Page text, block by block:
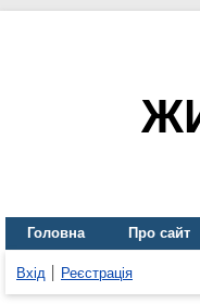
Головна Про сайт
Вхід Реєстрація